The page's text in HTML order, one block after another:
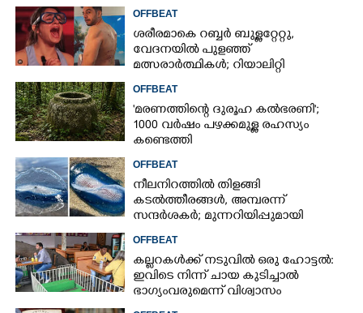
OFFBEAT
ശരീരമാകെ റബ്ബർ ബുള്ളറ്റേറ്റു,
വേദനയിൽ പുളഞ്ഞ്
മത്സരാർത്ഥികൾ; റിയാലിറ്റി
OFFBEAT
'മരണത്തിന്റെ ദുരൂഹ കൽഭരണി';
1000 വർഷം പഴക്കമുള്ള രഹസ്യം
കണ്ടെത്തി
OFFBEAT
നീലനിറത്തിൽ തിളങ്ങി
കടൽത്തീരങ്ങൾ, അമ്പരന്ന്
സന്ദർശകർ; മുന്നറിയിപ്പുമായി
OFFBEAT
കല്ലറകൾക്ക് നടുവിൽ ഒരു ഹോട്ടൽ:
ഇവിടെ നിന്ന് ചായ കുടിച്ചാൽ
ഭാഗ്യംവരുമെന്ന് വിശ്വാസം